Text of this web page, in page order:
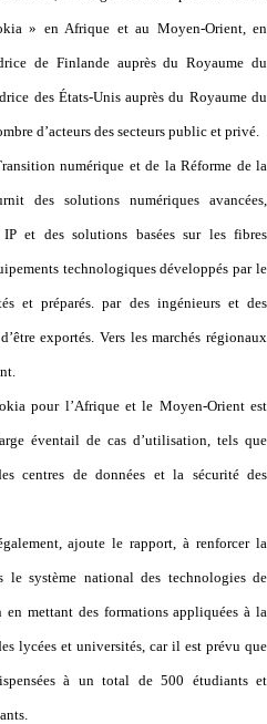
» en Afrique et au Moyen-Orient, en
de Finlande auprès du Royaume du
des États-Unis auprès du Royaume du
d’acteurs des secteurs public et privé.
numérique et de la Réforme de la
des solutions numériques avancées,
et des solutions basées sur les fibres
technologiques développés par le
et préparés. par des ingénieurs et des
exportés. Vers les marchés régionaux
pour l’Afrique et le Moyen-Orient est
éventail de cas d’utilisation, tels que
centres de données et la sécurité des
ajoute le rapport, à renforcer la
système national des technologies de
mettant des formations appliquées à la
lycées et universités, car il est prévu que
à un total de 500 étudiants et